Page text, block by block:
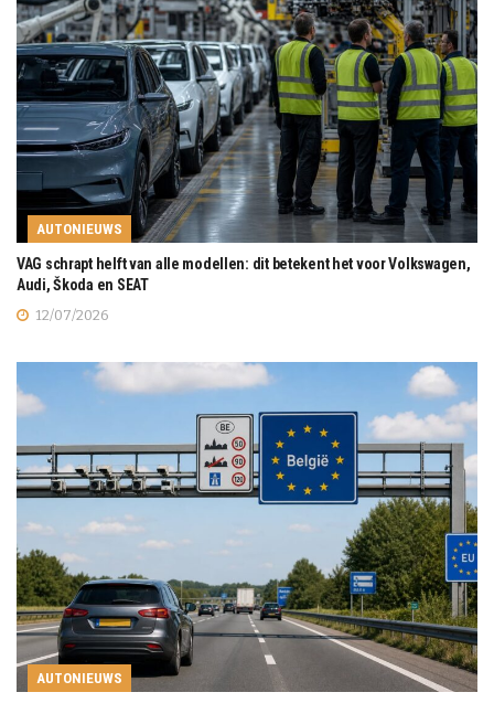
AUTONIEUWS
VAG schrapt helft van alle modellen: dit betekent het voor Volkswagen,
Audi, Škoda en SEAT
12/07/2026
AUTONIEUWS